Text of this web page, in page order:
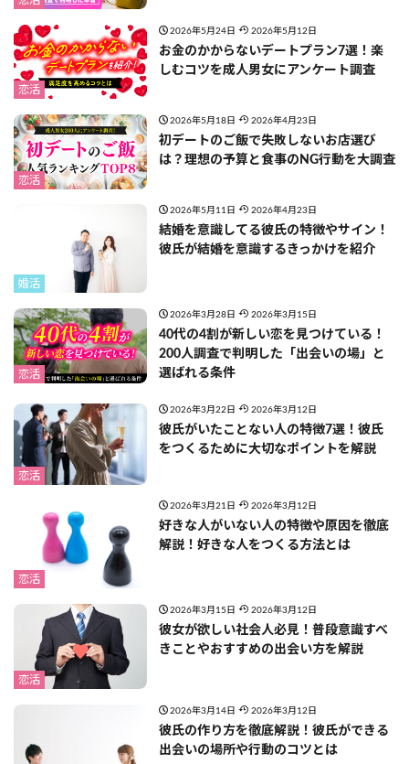
恋活
2026年5月24日 2026年5月12日
お金のかからないデートプラン7選！楽
しむコツを成人男女にアンケート調査
恋活
2026年5月18日 2026年4月23日
初デートのご飯で失敗しないお店選び
は？理想の予算と食事のNG行動を大調査
婚活
2026年5月11日 2026年4月23日
結婚を意識してる彼氏の特徴やサイン！
彼氏が結婚を意識するきっかけを紹介
恋活
2026年3月28日 2026年3月15日
40代の4割が新しい恋を見つけている！
200人調査で判明した「出会いの場」と
選ばれる条件
恋活
2026年3月22日 2026年3月12日
彼氏がいたことない人の特徴7選！彼氏
をつくるために大切なポイントを解説
恋活
2026年3月21日 2026年3月12日
好きな人がいない人の特徴や原因を徹底
解説！好きな人をつくる方法とは
恋活
2026年3月15日 2026年3月12日
彼女が欲しい社会人必見！普段意識すべ
きことやおすすめの出会い方を解説
2026年3月14日 2026年3月12日
彼氏の作り方を徹底解説！彼氏ができる
出会いの場所や行動のコツとは